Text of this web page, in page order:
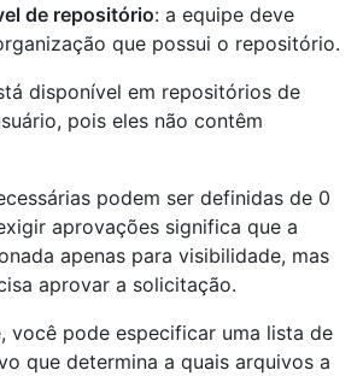
de repositório: a equipe deve
que possui o repositório.
disponível em repositórios de
pois eles não contêm
podem ser definidas de 0
aprovações significa que a
apenas para visibilidade, mas
aprovar a solicitação.
você pode especificar uma lista de
que determina a quais arquivos a